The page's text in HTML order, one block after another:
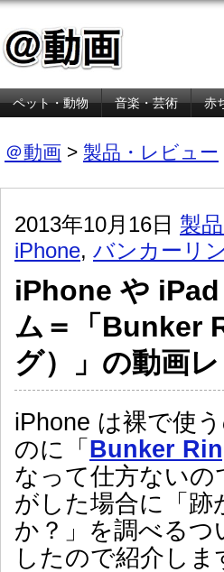
ペット・動物 音楽・芸術 赤
＠動画 > 製品・レビュー
2013年10月16日 製
iPhone, バンカーリ
iPhone や
ム＝「Bunker
グ）」の動画
iPhone は裸で使
のに「 Bunker
なって仕方ないの
がした場合に「
か？」を調べる
したので紹介しま